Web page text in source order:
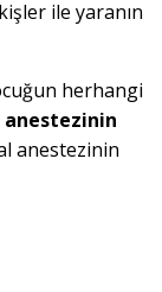
ile yaranın
herhangi
anestezinin